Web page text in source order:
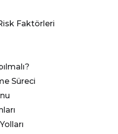
Faktörleri
Süreci